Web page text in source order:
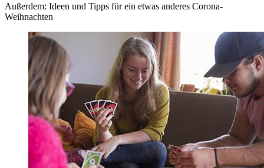
Außerdem: Ideen und Tipps für ein etwas anderes Corona-
Weihnachten